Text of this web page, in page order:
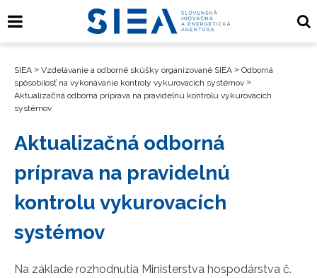
SIEA > Vzdelávanie a odborné skúšky organizované SIEA > Odborná
spôsobilosť na vykonávanie kontroly vykurovacích systémov >
Aktualizačná odborná príprava na pravidelnú kontrolu vykurovacích
systémov
Aktualizačná odborná
príprava na pravidelnú
kontrolu vykurovacích
systémov
Na základe rozhodnutia Ministerstva hospodárstva č.